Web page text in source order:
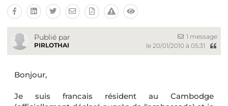
Publié par
PIRLOTHAI
1 message
le 20/01/2010 à 05:31
Bonjour,
Je suis francais résident au Cambodge